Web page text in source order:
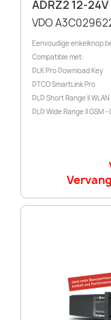
ADRZ2 12-
VDO
Eenvoudige enkelknop
Compatible met:
DLK Pro Download Key
DTCO SmartLink Pro
DLD Short Range II WLAN
DLD Wide Range II GSM -